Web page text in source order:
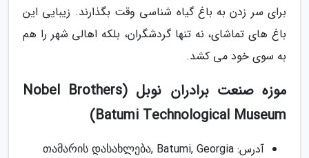
برای سر زدن به باغ گیاه شناسی وقت بگذارند. زیبایی این
باغ های تماشای، نه تنها گردشگران، بلکه اهالی شهر را هم
به سوی خود می کشد.
موزه صنعت برادران نوبل (Nobel Brothers
Batumi Technological Museum)
آدرس: თამარის დასახლება, Batumi, Georgia